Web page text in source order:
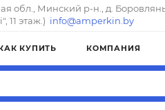
обл., Минский р-н., д.
11 этаж.) info@amperkin.by
КУПИТЬ КОМПАНИЯ